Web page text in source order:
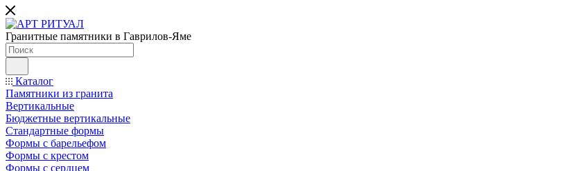
Гранитные памятники в Гаврилов-Яме
Каталог
Памятники из гранита
Вертикальные
Бюджетные вертикальные
Стандартные формы
Формы с барельефом
Формы с крестом
Формы с сердцем